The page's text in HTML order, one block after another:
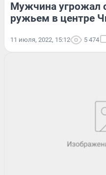
Мужчина угрожал
ружьем в центре
11 июля, 2022, 15:12 5 474